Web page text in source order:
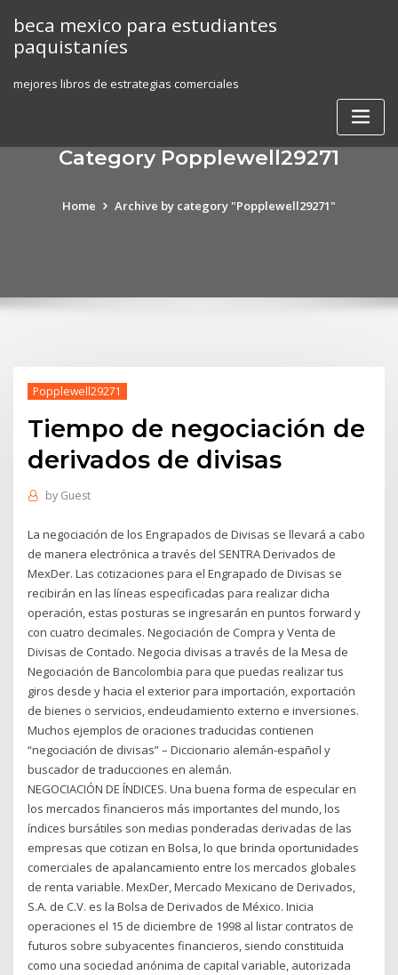
content
beca mexico para estudiantes
paquistaníes
mejores libros de estrategias comerciales
Category Popplewell29271
Home Archive by category "Popplewell29271"
Popplewell29271
Tiempo de negociación de
derivados de divisas
by Guest
La negociación de los Engrapados de Divisas se llevará a cabo
de manera electrónica a través del SENTRA Derivados de
MexDer. Las cotizaciones para el Engrapado de Divisas se
recibirán en las líneas especificadas para realizar dicha
operación, estas posturas se ingresarán en puntos forward y
con cuatro decimales. Negociación de Compra y Venta de
Divisas de Contado. Negocia divisas a través de la Mesa de
Negociación de Bancolombia para que puedas realizar tus
giros desde y hacia el exterior para importación, exportación
de bienes o servicios, endeudamiento externo e inversiones.
Muchos ejemplos de oraciones traducidas contienen
“negociación de divisas” – Diccionario alemán-español y
buscador de traducciones en alemán.
NEGOCIACIÓN DE ÍNDICES. Una buena forma de especular en
los mercados financieros más importantes del mundo, los
índices bursátiles son medias ponderadas derivadas de las
empresas que cotizan en Bolsa, lo que brinda oportunidades
comerciales de apalancamiento entre los mercados globales
de renta variable. MexDer, Mercado Mexicano de Derivados,
S.A. de C.V. es la Bolsa de Derivados de México. Inicia
operaciones el 15 de diciembre de 1998 al listar contratos de
futuros sobre subyacentes financieros, siendo constituida
como una sociedad anónima de capital variable, autorizada